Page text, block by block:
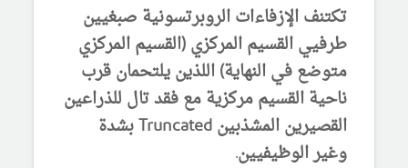
تكتنف الإزفاءات الروبرتسونية صبغيين
طرفيي القسيم المركزي (القسيم المركزي
متوضع في النهاية) اللذين يلتحمان قرب
ناحية القسيم مركزية مع فقد تال للذراعين
القصيرين المشذبين Truncated بشدة
وغير الوظيفيين.